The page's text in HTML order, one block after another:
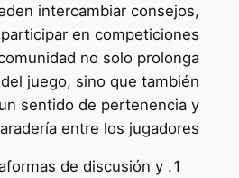
intercambiar consejos,
en competiciones
no solo prolonga
juego, sino que también
sentido de pertenencia y
entre los jugadores.
de discusión y